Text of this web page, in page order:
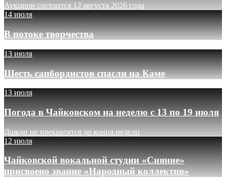
Аукцион состоится 12 августа 2026 года
14 июля
В потоке творчества
13 июля
Шесть сапбордистов спасли на Каме
13 июля
Погода в Чайковском на неделю с 13 по 19 июля
Дожди не прекратятся до конца недели
12 июля
Чайковской вокальной студии «Сияние»
присвоено звание «Народный коллектив»